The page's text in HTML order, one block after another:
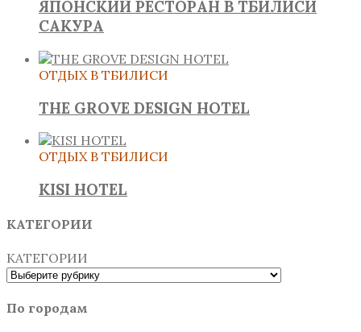
ЯПОНСКИЙ РЕСТОРАН В ТБИЛИСИ
САКУРА
ОТДЫХ В ТБИЛИСИ
THE GROVE DESIGN HOTEL
ОТДЫХ В ТБИЛИСИ
KISI HOTEL
КАТЕГОРИИ
КАТЕГОРИИ
По городам